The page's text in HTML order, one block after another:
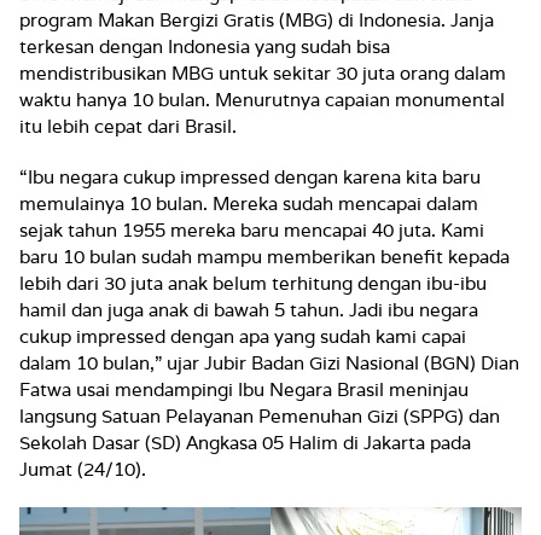
program Makan Bergizi Gratis (MBG) di Indonesia. Janja
terkesan dengan Indonesia yang sudah bisa
mendistribusikan MBG untuk sekitar 30 juta orang dalam
waktu hanya 10 bulan. Menurutnya capaian monumental
itu lebih cepat dari Brasil.
“Ibu negara cukup impressed dengan karena kita baru
memulainya 10 bulan. Mereka sudah mencapai dalam
sejak tahun 1955 mereka baru mencapai 40 juta. Kami
baru 10 bulan sudah mampu memberikan benefit kepada
lebih dari 30 juta anak belum terhitung dengan ibu-ibu
hamil dan juga anak di bawah 5 tahun. Jadi ibu negara
cukup impressed dengan apa yang sudah kami capai
dalam 10 bulan,” ujar Jubir Badan Gizi Nasional (BGN) Dian
Fatwa usai mendampingi Ibu Negara Brasil meninjau
langsung Satuan Pelayanan Pemenuhan Gizi (SPPG) dan
Sekolah Dasar (SD) Angkasa 05 Halim di Jakarta pada
Jumat (24/10).